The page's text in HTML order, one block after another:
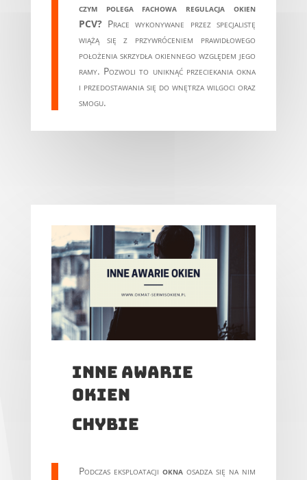
czym polega fachowa regulacja okien
PCV?Prace wykonywane przez specjalistę
wiążą się z przywróceniem prawidłowego
położenia skrzydła okiennego względem jego
ramy. Pozwoli to uniknąć przeciekania okna
i przedostawania się do wnętrza wilgoci oraz
smogu.
inne awarie
okien
chybie
Podczas eksploatacji oknaosadza się na nim